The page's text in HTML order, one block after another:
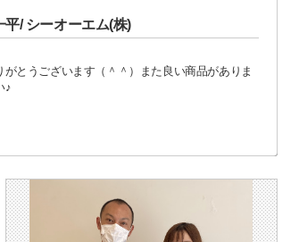
平/ シーオーエム(株)
がとうございます（＾＾）また良い商品がありま
♪